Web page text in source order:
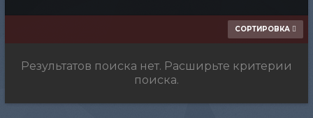
СОРТИРОВКА
Результатов поиска нет. Расширьте критерии
поиска.